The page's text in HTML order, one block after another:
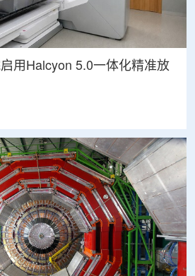
用Halcyon 5.0一体化精准放